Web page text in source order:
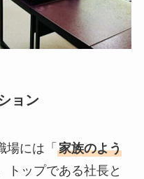
ョン
場には「 家族のよう
トップである社長と